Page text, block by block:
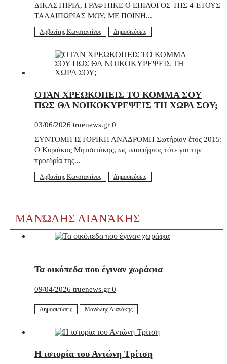
ΔΙΚΑΣΤΗΡΙΑ, ΓΡΑΦΤΗΚΕ Ο ΕΠΙΛΟΓΟΣ ΤΗΣ 4-ΕΤΟΥΣ
ΤΑΛΑΙΠΩΡΙΑΣ ΜΟΥ, ΜΕ ΠΟΙΝΗ...
Αρβανίτης Κωνσταντίνος Δημοσιεύσεις
ΟΤΑΝ ΧΡΕΩΚΟΠΕΙΣ ΤΟ ΚΟΜΜΑ ΣΟΥ
ΠΩΣ ΘΑ ΝΟΙΚΟΚΥΡΕΨΕΙΣ ΤΗ ΧΩΡΑ ΣΟΥ;
03/06/2026 truenews.gr 0
ΣΥΝΤΟΜΗ ΙΣΤΟΡΙΚΗ ΑΝΑΔΡΟΜΗ Σωτήριον έτος 2015:
Ο Κυριάκος Μητσοτάκης, ως υποψήφιος τότε για την
προεδρία της...
Αρβανίτης Κωνσταντίνος Δημοσιεύσεις
ΜΑΝΏΛΗΣ ΛΙΑΝΆΚΗΣ
Τα οικόπεδα που έγιναν χωράφια
09/04/2026 truenews.gr 0
Δημοσιεύσεις Μανώλης Λιανάκης
Η ιστορία του Αντώνη Τρίτση